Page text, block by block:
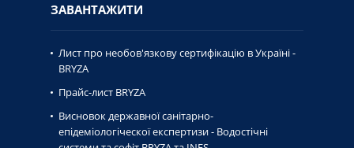
ЗАВАНТАЖИТИ
Лист про необов'язкову сертифікацію в Україні -
BRYZA
Прайс-лист BRYZA
Висновок державної caнiтaрно-
епiдемiологiческої експертизи - Водостічні